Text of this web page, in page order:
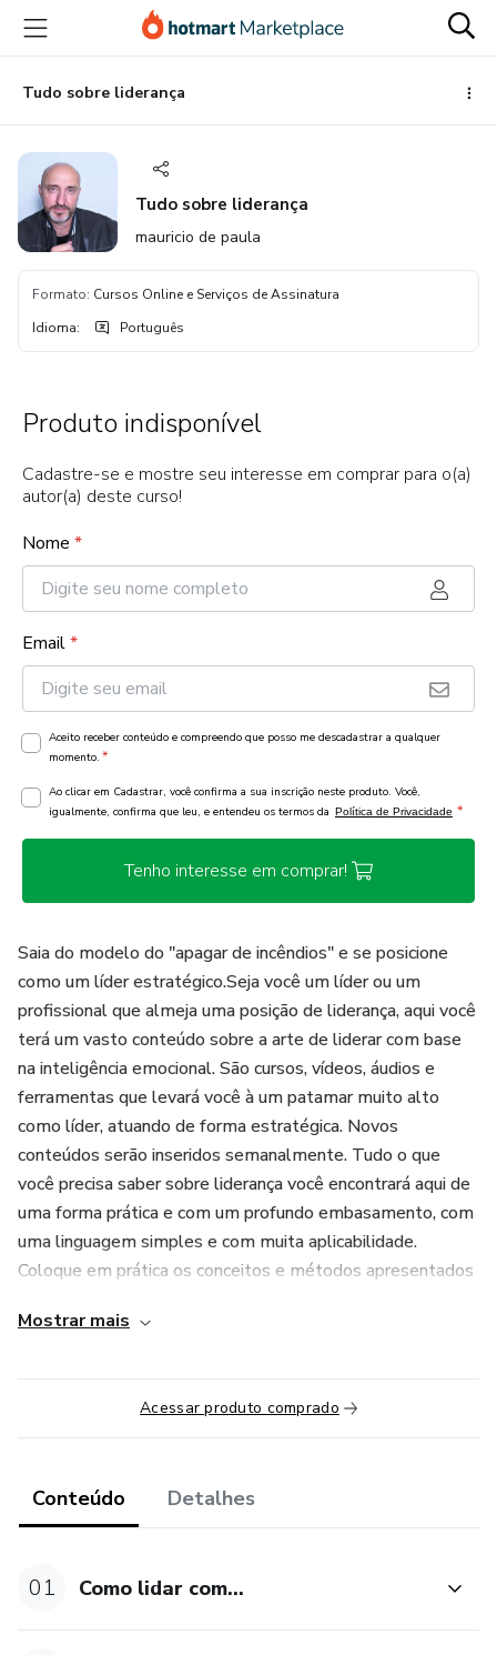
para
conteúdo
principal
para
pagamento
para
rodapéTudo sobre liderança
Tudo sobre liderança
mauricio de paula
Formato: Cursos Online e Serviços de Assinatura
Idioma: Português
Produto indisponível
Cadastre-se e mostre seu interesse em comprar para o(a)
autor(a) deste curso!
Nome *
Email*
Aceito receber conteúdo e compreendo que posso me descadastrar a qualquer
momento. *
Ao clicar em Cadastrar, você confirma a sua inscrição neste produto. Você,
igualmente, confirma que leu, e entendeu os termos da Política de Privacidade *
Tenho interesse em comprar!
Saia do modelo do "apagar de incêndios" e se posicione
como um líder estratégico.Seja você um líder ou um
profissional que almeja uma posição de liderança, aqui você
terá um vasto conteúdo sobre a arte de liderar com base
na inteligência emocional. São cursos, vídeos, áudios e
ferramentas que levará você à um patamar muito alto
como líder, atuando de forma estratégica. Novos
conteúdos serão inseridos semanalmente. Tudo o que
você precisa saber sobre liderança você encontrará aqui de
uma forma prática e com um profundo embasamento, com
uma linguagem simples e com muita aplicabilidade.
Coloque em prática os conceitos e métodos apresentados
de executivo, somando mais de 40 mil horas de
atendimento apresentados em formato de vídeos e
ferramentas. Conheça minha trajetória em:
Mostrar mais
Acessar produto comprado
Conteúdo Detalhes
01 Como lidar com...